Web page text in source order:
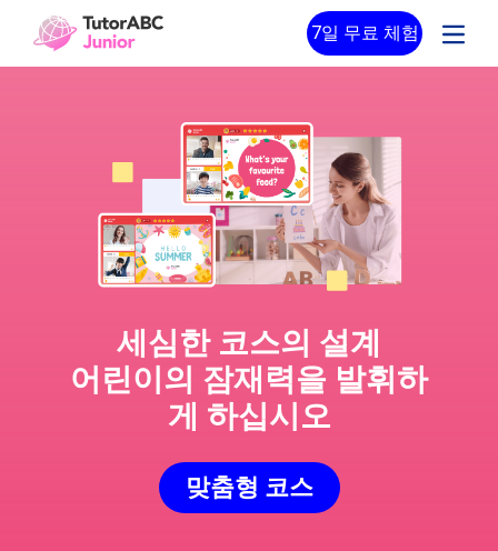
7일 무료 체험
세심한 코스의 설계
어린이의 잠재력을 발휘하
게 하십시오
맞춤형 코스